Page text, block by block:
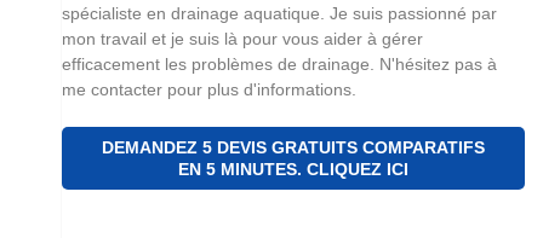
spécialiste en drainage aquatique. Je suis passionné par
mon travail et je suis là pour vous aider à gérer
efficacement les problèmes de drainage. N'hésitez pas à
me contacter pour plus d'informations.
DEMANDEZ 5 DEVIS GRATUITS COMPARATIFS
EN 5 MINUTES. CLIQUEZ ICI